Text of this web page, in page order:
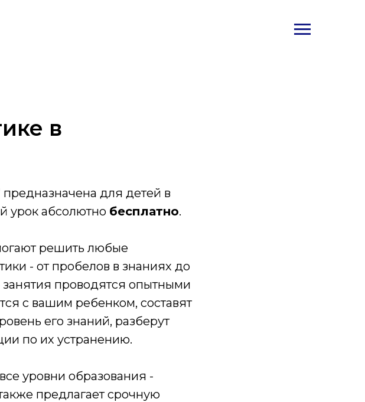
в
для детей в
урок абсолютно бесплатно.
решить любые
- от пробелов в знаниях до
проводятся опытными
с вашим ребенком, составят
его знаний, разберут
по их устранению.
уровни образования -
предлагает срочную